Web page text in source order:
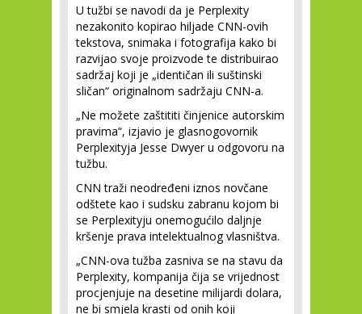
U tužbi se navodi da je Perplexity
nezakonito kopirao hiljade CNN-ovih
tekstova, snimaka i fotografija kako bi
razvijao svoje proizvode te distribuirao
sadržaj koji je „identičan ili suštinski
sličan“ originalnom sadržaju CNN-a.
„Ne možete zaštititi činjenice autorskim
pravima“, izjavio je glasnogovornik
Perplexityja Jesse Dwyer u odgovoru na
tužbu.
CNN traži neodređeni iznos novčane
odštete kao i sudsku zabranu kojom bi
se Perplexityju onemogućilo daljnje
kršenje prava intelektualnog vlasništva.
„CNN-ova tužba zasniva se na stavu da
Perplexity, kompanija čija se vrijednost
procjenjuje na desetine milijardi dolara,
ne bi smjela krasti od onih koji